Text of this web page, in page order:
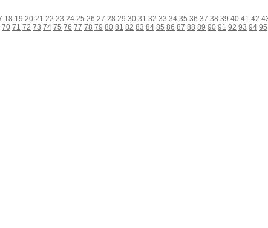
18 19 20 21 22 23 24 25 26 27 28 29 30 31 32 33 34 35 36 37 38 39 40 41 42
70 71 72 73 74 75 76 77 78 79 80 81 82 83 84 85 86 87 88 89 90 91 92 93 94 95